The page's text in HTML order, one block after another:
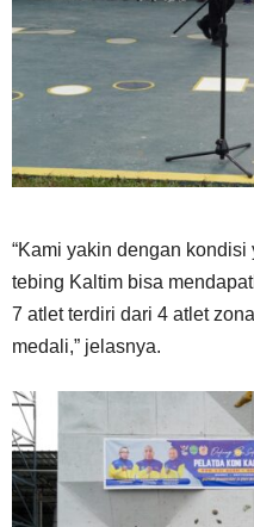
“Kami yakin dengan
tebing Kaltim bisa
7 atlet terdiri dari 4 atlet
medali,” jelasnya.